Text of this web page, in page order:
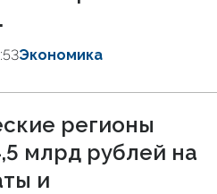
Экономика
регионы
млрд рублей на
и